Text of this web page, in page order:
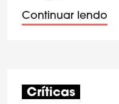
Continuar lendo
Críticas